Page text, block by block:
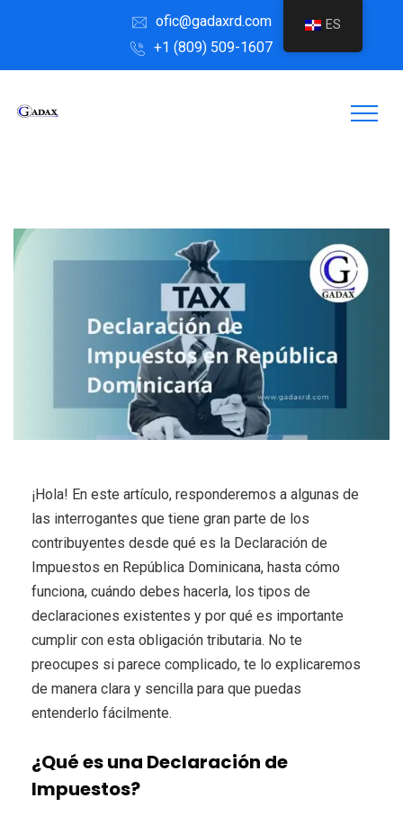
ofic@gadaxrd.com
+1 (809) 509-1607
¡Hola! En este artículo, responderemos a algunas de
las interrogantes que tiene gran parte de los
contribuyentes desde qué es la Declaración de
Impuestos en República Dominicana, hasta cómo
funciona, cuándo debes hacerla, los tipos de
declaraciones existentes y por qué es importante
cumplir con esta obligación tributaria. No te
preocupes si parece complicado, te lo explicaremos
de manera clara y sencilla para que puedas
entenderlo fácilmente.
¿Qué es una Declaración de
Impuestos?
ES